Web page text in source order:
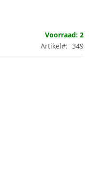
Voorraad: 2
Artikel
349